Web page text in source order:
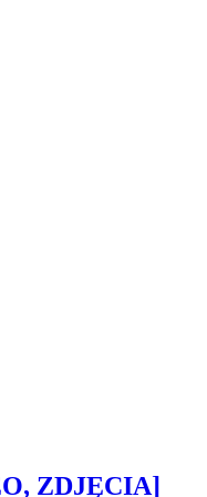
ZDJĘCIA]